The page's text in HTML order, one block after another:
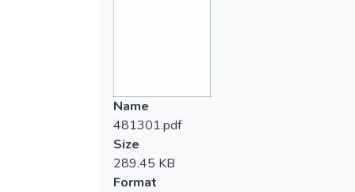
Name
481301.pdf
Size
289.45 KB
Format